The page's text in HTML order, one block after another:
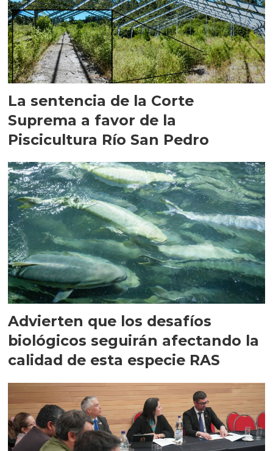
La sentencia de la Corte
Suprema a favor de la
Piscicultura Río San Pedro
Advierten que los desafíos
biológicos seguirán afectando la
calidad de esta especie RAS